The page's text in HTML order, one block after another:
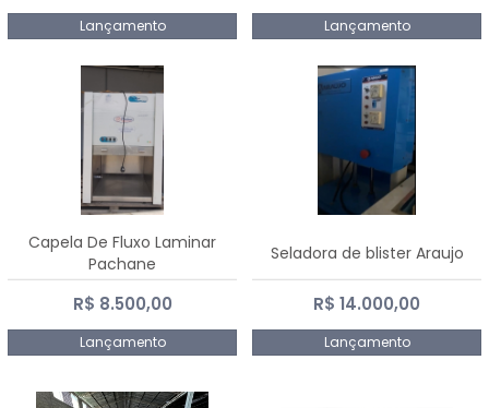
Lançamento Lançamento
Capela De Fluxo Laminar
Pachane
R$ 8.500,00
Lançamento
Seladora de blister Araujo
R$ 14.000,00
Lançamento